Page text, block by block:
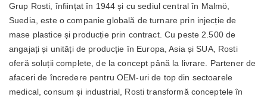
Grup Rosti, înființat în 1944 și cu sediul central în Malmö,
Suedia, este o companie globală de turnare prin injecție de
mase plastice și producție prin contract. Cu peste 2.500 de
angajați și unități de producție în Europa, Asia și SUA, Rosti
oferă soluții complete, de la concept până la livrare. Partener de
afaceri de încredere pentru OEM-uri de top din sectoarele
medical, consum și industrial, Rosti transformă conceptele în